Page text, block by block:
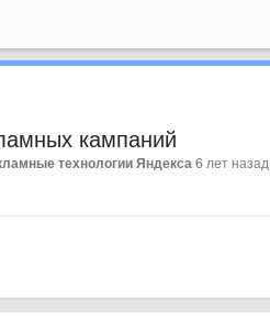
кампаний
технологии Яндекса6 лет назад